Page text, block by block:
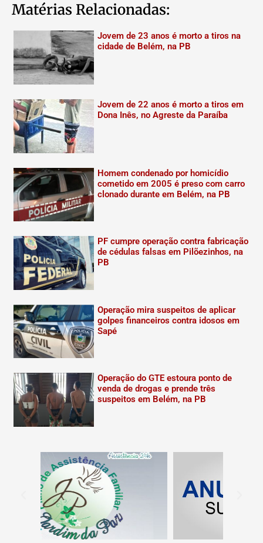
Matérias Relacionadas:
Jovem de 23 anos é morto a tiros na
cidade de Belém, na PB
Jovem de 22 anos é morto a tiros em
Dona Inês, no Agreste da Paraíba
Homem condenado por homicídio
cometido em 2005 é preso com carro
clonado durante em Belém, na PB
PF cumpre operação contra fabricação
de cédulas falsas em Pilõezinhos, na
PB
Operação mira suspeitos de aplicar
golpes financeiros contra idosos em
Sapé
Operação do GTE estoura ponto de
venda de drogas e prende três
suspeitos em Belém, na PB